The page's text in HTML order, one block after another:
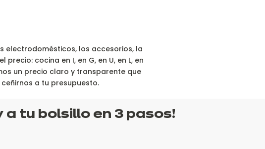
electrodomésticos, los accesorios, la
cocina en I, en G, en U, en L, en
un precio claro y transparente que
a tu presupuesto.
a tu bolsillo en 3 pasos!